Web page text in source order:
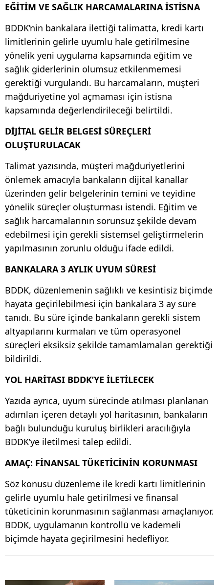
EĞİTİM VE SAĞLIK HARCAMALARINA İSTİSNA
BDDK’nin bankalara ilettiği talimatta, kredi kartı
limitlerinin gelirle uyumlu hale getirilmesine
yönelik yeni uygulama kapsamında eğitim ve
sağlık giderlerinin olumsuz etkilenmemesi
gerektiği vurgulandı. Bu harcamaların, müşteri
mağduriyetine yol açmaması için istisna
kapsamında değerlendirileceği belirtildi.
DİJİTAL GELİR BELGESİ SÜREÇLERİ
OLUŞTURULACAK
Talimat yazısında, müşteri mağduriyetlerini
önlemek amacıyla bankaların dijital kanallar
üzerinden gelir belgelerinin temini ve teyidine
yönelik süreçler oluşturması istendi. Eğitim ve
sağlık harcamalarının sorunsuz şekilde devam
edebilmesi için gerekli sistemsel geliştirmelerin
yapılmasının zorunlu olduğu ifade edildi.
BANKALARA 3 AYLIK UYUM SÜRESİ
BDDK, düzenlemenin sağlıklı ve kesintisiz biçimde
hayata geçirilebilmesi için bankalara 3 ay süre
tanıdı. Bu süre içinde bankaların gerekli sistem
altyapılarını kurmaları ve tüm operasyonel
süreçleri eksiksiz şekilde tamamlamaları gerektiği
bildirildi.
YOL HARİTASI BDDK’YE İLETİLECEK
Yazıda ayrıca, uyum sürecinde atılması planlanan
adımları içeren detaylı yol haritasının, bankaların
bağlı bulunduğu kuruluş birlikleri aracılığıyla
BDDK’ye iletilmesi talep edildi.
AMAÇ: FİNANSAL TÜKETİCİNİN KORUNMASI
Söz konusu düzenleme ile kredi kartı limitlerinin
gelirle uyumlu hale getirilmesi ve finansal
tüketicinin korunmasının sağlanması amaçlanıyor.
BDDK, uygulamanın kontrollü ve kademeli
biçimde hayata geçirilmesini hedefliyor.